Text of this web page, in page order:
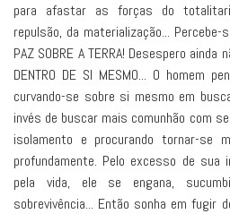
para afastar as forças do
repulsão, da materialização...
PAZ SOBRE A TERRA! Desespero
DENTRO DE SI MESMO... O homem
curvando-se sobre si mesmo em
invés de buscar mais comunhão com
isolamento e procurando tornar-se
profundamente. Pelo excesso de sua
pela vida, ele se engana,
sobrevivência... Então sonha em fugir